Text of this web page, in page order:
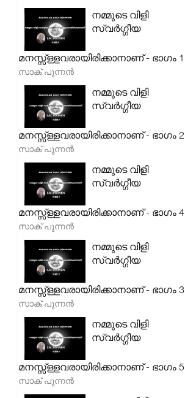
നമ്മുടെ വിളി
സ്വർഗ്ഗീയ
മനസ്സ്ള്ളവരായിരിക്കാനാണ് - ഭാഗം 1
സാക് പുന്നൻ
നമ്മുടെ വിളി
സ്വർഗ്ഗീയ
മനസ്സ്ള്ളവരായിരിക്കാനാണ് - ഭാഗം 2
സാക് പുന്നൻ
നമ്മുടെ വിളി
സ്വർഗ്ഗീയ
മനസ്സ്ള്ളവരായിരിക്കാനാണ് - ഭാഗം 4
സാക് പുന്നൻ
നമ്മുടെ വിളി
സ്വർഗ്ഗീയ
മനസ്സ്ള്ളവരായിരിക്കാനാണ് - ഭാഗം 3
സാക് പുന്നൻ
നമ്മുടെ വിളി
സ്വർഗ്ഗീയ
മനസ്സ്ള്ളവരായിരിക്കാനാണ് - ഭാഗം 5
സാക് പുന്നൻ